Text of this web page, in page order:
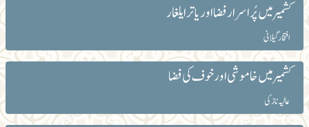
کشمیر میں پُراسرار فضا اور یاترا یلغار
افتخار گیلانی
کشمیر میں خاموشی اور خوف کی فضا
عالیہ نازکی